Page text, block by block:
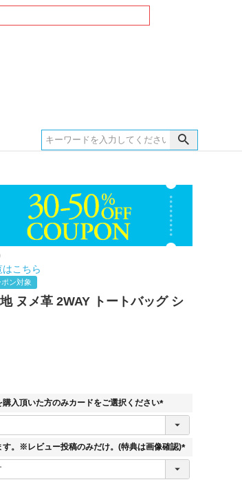
こちら
ン対象
ヌメ革 2WAY トートバッグ シ
入頂いた方のみカードをご選択ください
(
須
す。※レビュー投稿のみだけ。(特典は画像確認)
(